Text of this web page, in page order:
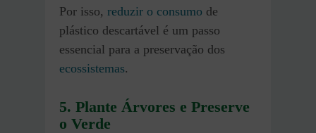
Por isso, reduzir o consumo de
plástico descartável é um passo
essencial para a preservação dos
ecossistemas.
5. Plante Árvores e Preserve
o Verde